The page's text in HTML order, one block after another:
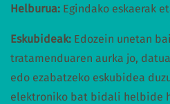
Helburua: Egindako eskaerak
Eskubideak: Edozein unetan
tratamenduaren aurka jo,
edo ezabatzeko eskubidea
elektroniko bat bidali helbide